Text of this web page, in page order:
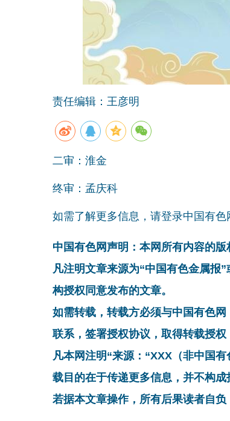
责任编辑：王彦明
二审：淮金
终审：孟庆科
如需了解更多信息，请登录中国有色
中国有色网声明：本网所有内容的版
凡注明文章来源为“中国有色金属报
构授权同意发布的文章。
如需转载，转载方必须与中国有色
联系，签署授权协议，取得转载授权
凡本网注明“来源：“XXX（非中国
载目的在于传递更多信息，并不构成
若据本文章操作，所有后果读者自负